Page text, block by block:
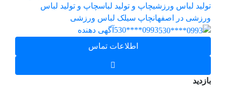
تولید لباس ورزشیچاپ و تولید لباسچاپ و تولید لباس
ورزشی در اصفهانچاپ سیلک لباس ورزشی
0993****530
آگهی دهنده
اطلاعات تماس
بازدید